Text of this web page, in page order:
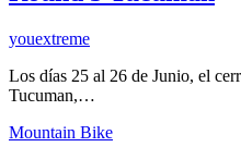
youextreme
Los días 25 al 26 de Junio, el
Tucuman,…
Mountain Bike